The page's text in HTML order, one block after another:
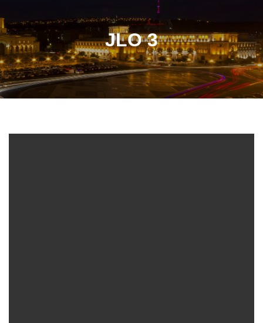
JLO 3